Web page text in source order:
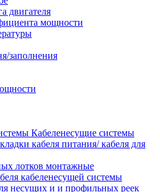
двигателя
мощности
заполнения
Кабеленесущие системы
кабеля питания/ кабеля для
лотков монтажные
кабеленесущей системы
несущих и и профильных реек